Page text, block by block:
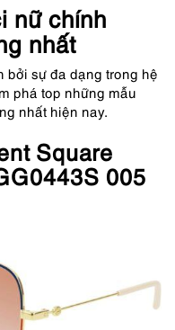
nữ chính
nhất
bởi sự đa dạng trong hệ
phá top những mẫu
nhất hiện nay.
Square
005